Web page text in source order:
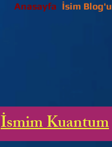
Anasayfa İsim Blog'u
İsmim Kuantum